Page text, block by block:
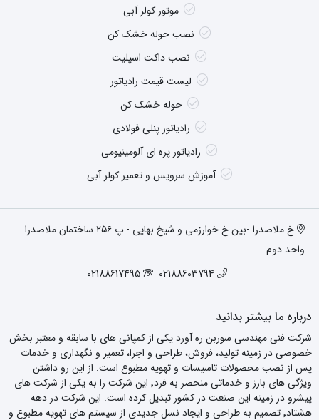
موتور کولر آبی
نصب حوله خشک کن
نصب داکت اسپلیت
لیست قیمت رادیاتور
حوله خشک کن
رادیاتور پنلی فولادی
رادیاتور پره ای آلومینیومی
آموزش سرویس و تعمیر کولر آبی
خ ملاصدرا -بین خ خوارزمی و شیخ بهایی - پ ۲۵۶ ساختمان ملاصدرا
واحد دوم
02188603794
02188617495
درباره ما بیشتر بدانید
شرکت فنی مهندسی سوربن ره آورد یکی از کمپانی های با سابقه و معتبر بخش
خصوصی در زمینه تولید، فروش، طراحی و اجرا، تعمیر و نگهداری و خدمات
پس از نصب محصولات تاسیسات و تهویه مطبوع است. از این رو داشتن
ویژگی های بارز و خدماتی منحصر به فرد٬ این شرکت را به یکی از شرکت های
پیشرو در زمینه این صنعت در کشور تبدیل کرده است. این شرکت در دهه
هشتاد٬ تصمیم به طراحی و ایجاد نسل جدیدی از سیستم های تهویه مطبوع و